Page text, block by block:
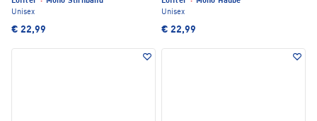
Unisex
€ 22,99
Unisex
€ 22,99